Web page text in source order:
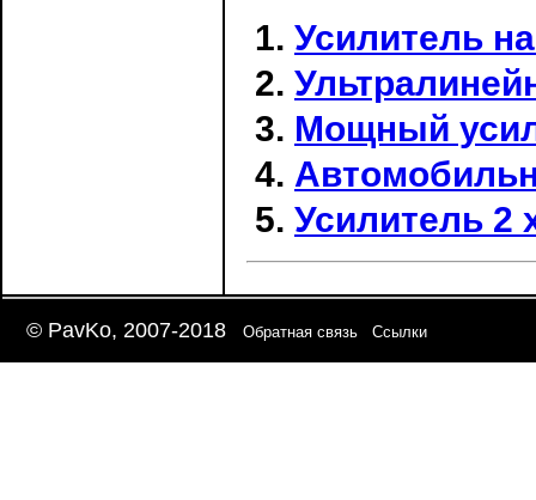
Усилитель
Мощный
Усилитель 2
© PavKo, 2007-2018 Обратная связь Ссылки